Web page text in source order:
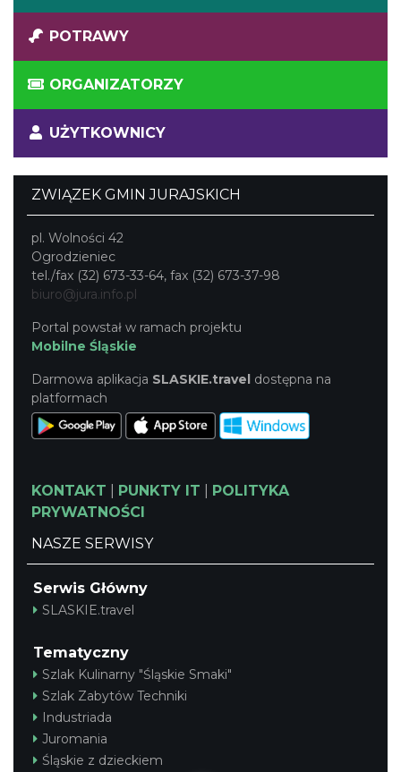
POTRAWY
ORGANIZATORZY
UŻYTKOWNICY
ZWIĄZEK GMIN JURAJSKICH
pl. Wolności 42
Ogrodzieniec
tel./fax (32) 673-33-64, fax (32) 673-37-98
biuro@jura.info.pl
Portal powstał w ramach projektu
Mobilne Śląskie
Darmowa aplikacja SLASKIE.travel dostępna na
platformach
KONTAKT PUNKTY IT
POLITYKA
PRYWATNOŚCI
NASZE SERWISY
Serwis Główny
SLASKIE.travel
Tematyczny
Szlak Kulinarny "Śląskie Smaki"
Szlak Zabytów Techniki
Industriada
Juromania
Śląskie z dzieckiem